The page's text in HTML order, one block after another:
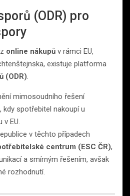
(ODR) pro
online nákupů v rámci EU,
existuje platforma
(ODR).
mimosoudního řešení
kdy spotřebitel nakoupí u
v EU.
v těchto případech
centrum (ESC ČR),
a smírným řešením, avšak
rozhodnutí.